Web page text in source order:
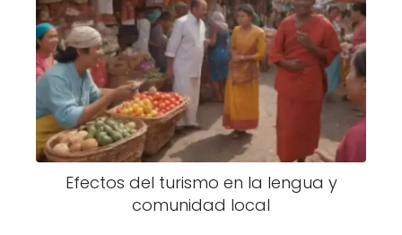
Efectos del turismo en la lengua y
comunidad local